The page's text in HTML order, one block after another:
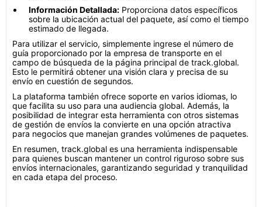
Información Detallada: Proporciona datos específicos
sobre la ubicación actual del paquete, así como el tiempo
estimado de llegada.
Para utilizar el servicio, simplemente ingrese el número de
guía proporcionado por la empresa de transporte en el
campo de búsqueda de la página principal de track.global.
Esto le permitirá obtener una visión clara y precisa de su
envío en cuestión de segundos.
La plataforma también ofrece soporte en varios idiomas, lo
que facilita su uso para una audiencia global. Además, la
posibilidad de integrar esta herramienta con otros sistemas
de gestión de envíos la convierte en una opción atractiva
para negocios que manejan grandes volúmenes de paquetes.
En resumen, track.global es una herramienta indispensable
para quienes buscan mantener un control riguroso sobre sus
envíos internacionales, garantizando seguridad y tranquilidad
en cada etapa del proceso.